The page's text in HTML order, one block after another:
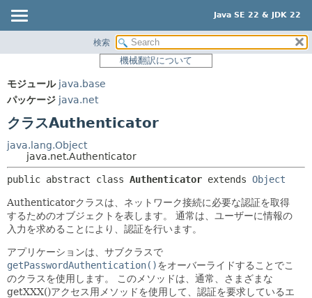
Java SE 22 & JDK 22
パッケージ
使用
ツリー
プレビュー
非推奨
ヘルプ
サマリー:
ネスト済
フィールド
コンストラクタ
メソッド
検索
機械翻訳について
モジュール java.base
パッケージ java.net
クラスAuthenticator
java.lang.Object
java.net.Authenticator
public abstract class Authenticator extends Object
Authenticatorクラスは、ネットワーク接続に必要な認証を取得
するためのオブジェクトを表します。
通常は、ユーザーに情報の
入力を求めることにより、認証を行います。
アプリケーションは、サブクラスで
getPasswordAuthentication()をオーバーライドすることでこ
のクラスを使用します。
このメソッドは、通常、さまざまな
getXXX()アクセス用メソッドを使用して、認証を要求しているエ